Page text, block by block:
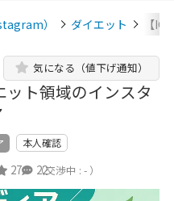
） ダイエット 【
ット領域のインスタ
気になる（値下げ通知）
本人確認
27 22
（交渉中 : - ）